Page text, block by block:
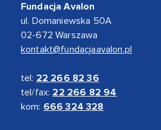
Fundacja Avalon
ul. Domaniewska 50A
02-672 Warszawa
kontakt@fundacjaavalon.pl
tel: 22 266 82 36
tel/fax: 22 266 82 94
kom: 666 324 328